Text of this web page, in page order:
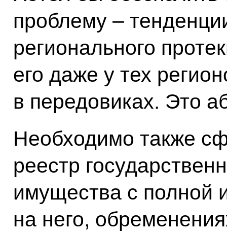
проблему –
регионального
его даже у тех
в передовиках. Это
Необходимо также
реестр
имущества с полной
на него,